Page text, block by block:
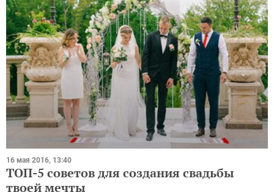
16 мая 2016, 13:40
ТОП-5 советов для создания свадьбы
твоей мечты